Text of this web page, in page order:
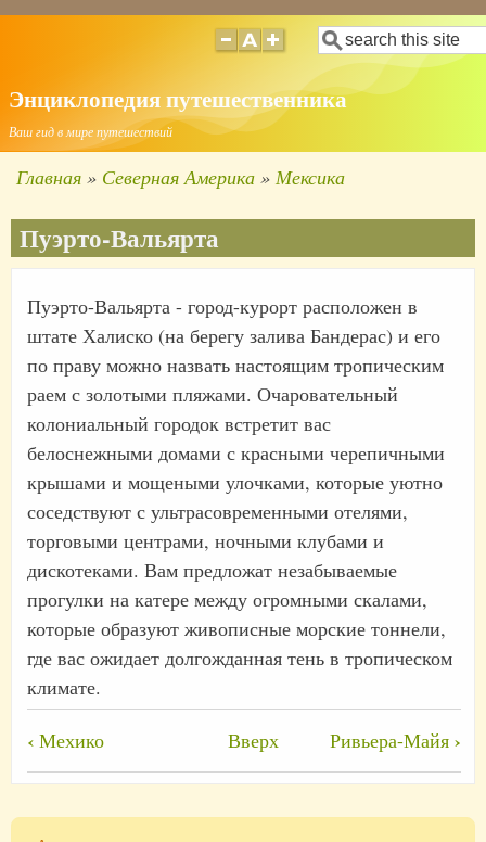
основному
содержанию
Поиск
Энциклопедия путешественника
Ваш гид в мире путешествий
навигации
Главная Северная Америка Мексика
Пуэрто-Вальярта
Пуэрто-Вальярта - город-курорт расположен в
штате Халиско (на берегу залива Бандерас) и его
по праву можно назвать настоящим тропическим
раем с золотыми пляжами. Очаровательный
колониальный городок встретит вас
белоснежными домами с красными черепичными
крышами и мощеными улочками, которые уютно
соседствуют с ультрасовременными отелями,
торговыми центрами, ночными клубами и
дискотеками. Вам предложат незабываемые
прогулки на катере между огромными скалами,
которые образуют живописные морские тоннели,
где вас ожидает долгожданная тень в тропическом
климате.
Перекрёстные
ссылки
для
‹ Мехико Вверх Ривьера-Майя ›